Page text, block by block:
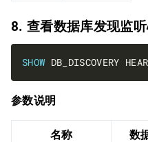
8. 查看数据库发现监
SHOW DB_DISCOVERY
参数说明
名称 数